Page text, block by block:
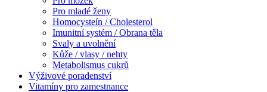
Pro mladé ženy
Homocysteín / Cholesterol
Imunitní systém / Obrana těla
Svaly a uvolnění
Kůže / vlasy / nehty
Metabolismus cukrů
Výživové poradenství
Vitamíny pro zamestnance